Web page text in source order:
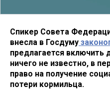
Спикер Совета
внесла в Госдуму
предлагается включить
ничего не известно, в
право на получение
потери кормильца.